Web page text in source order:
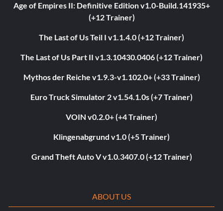
Age of Empires II: Definitive Edition v1.0-Build.141935+
(+12 Trainer)
The Last of Us Teil I v1.1.4.0 (+12 Trainer)
The Last of Us Part II v1.3.10430.0406 (+12 Trainer)
Mythos der Reiche v1.9.3-v1.102.0+ (+33 Trainer)
Euro Truck Simulator 2 v1.54.1.0s (+7 Trainer)
VOIN v0.2.0+ (+4 Trainer)
Klingenabgrund v1.0 (+5 Trainer)
Grand Theft Auto V v1.0.3407.0 (+12 Trainer)
ABOUT US